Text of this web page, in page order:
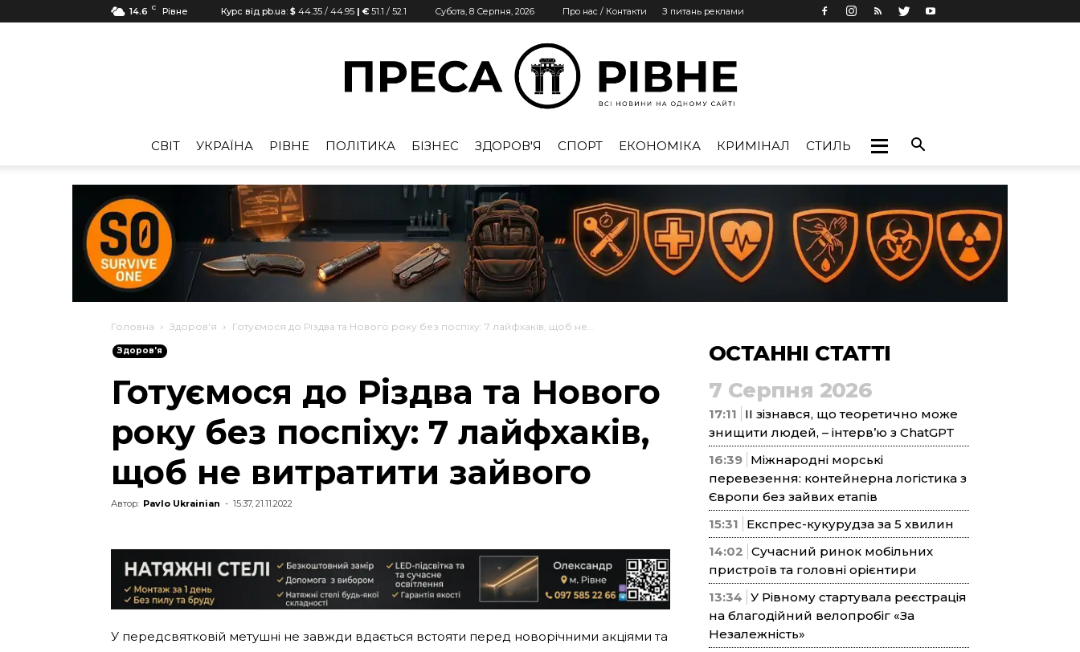
14.6 C Рівне Курс від pb.ua: $ 44.35 / 44.95 | € 51.1 / 52.1 Субота, 8 Серпня, 2026 Про нас / Контакти З питань реклами
Рівне
CВІТ УКРАЇНА РІВНЕ ПОЛІТИКА БІЗНЕС ЗДОРОВ'Я СПОРТ ЕКОНОМІКА КРИМІНАЛ СТИЛЬ
Головна Здоров'я Готуємося до Різдва та Нового року без поспіху: 7 лайфхаків, щоб не...
Здоров'я
Готуємося до Різдва та Нового
року без поспіху: 7 лайфхаків,
щоб не витратити зайвого
Автор: Pavlo Ukrainian - 15:37, 21.11.2022
У передсвятковій метушні не завжди вдається встояти перед новорічними акціями та
ОСТАННІ СТАТТІ
7 Серпня 2026
17:11
ІІ зізнався, що теоретично може
знищити людей, – інтерв’ю з ChatGPT
16:39 Міжнародні морські
перевезення: контейнерна логістика з
Європи без зайвих етапів
15:31
Експрес-кукурудза за 5 хвилин
14:02 Сучасний ринок мобільних
пристроїв та головні орієнтири
13:34 У Рівному стартувала реєстрація
на благодійний велопробіг «За
Незалежність»